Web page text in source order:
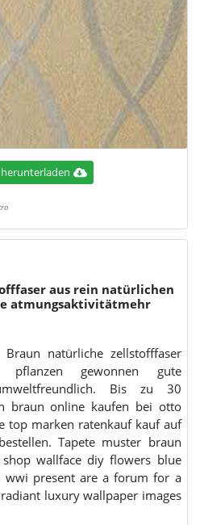
aus rein natürlichen
atmungsaktivitätmehr
Braun natürliche zellstofffaser
gewonnen gute
Bis zu 30
braun online kaufen bei otto
top marken ratenkauf kauf auf
Tapete muster braun
wallface diy flowers blue
wwi present are a forum for a
luxury wallpaper images